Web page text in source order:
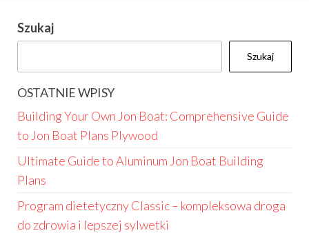
Szukaj
Szukaj
OSTATNIE WPISY
Building Your Own Jon Boat: Comprehensive Guide
to Jon Boat Plans Plywood
Ultimate Guide to Aluminum Jon Boat Building
Plans
Program dietetyczny Classic – kompleksowa droga
do zdrowia i lepszej sylwetki